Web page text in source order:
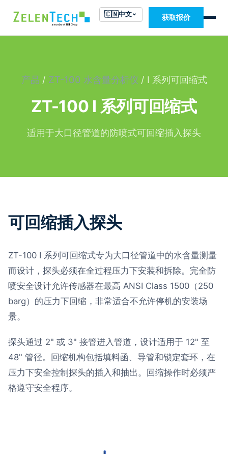
🇨🇳中文 获取报价
产品 / ZT-100 水含量分析仪 / I 系列可回缩式
ZT-100 I 系列可回缩式
适用于大口径管道的防喷式可回缩插入探头
可回缩插入探头
ZT-100 I 系列可回缩式专为大口径管道中的水含量测量
而设计，探头必须在全过程压力下安装和拆除。完全防
喷安全设计允许传感器在最高 ANSI Class 1500（250
barg）的压力下回缩，非常适合不允许停机的安装场
景。
探头通过 2" 或 3" 接管进入管道，设计适用于 12" 至
48" 管径。回缩机构包括填料函、导管和锁定套环，在
压力下安全控制探头的插入和抽出。回缩操作时必须严
格遵守安全程序。